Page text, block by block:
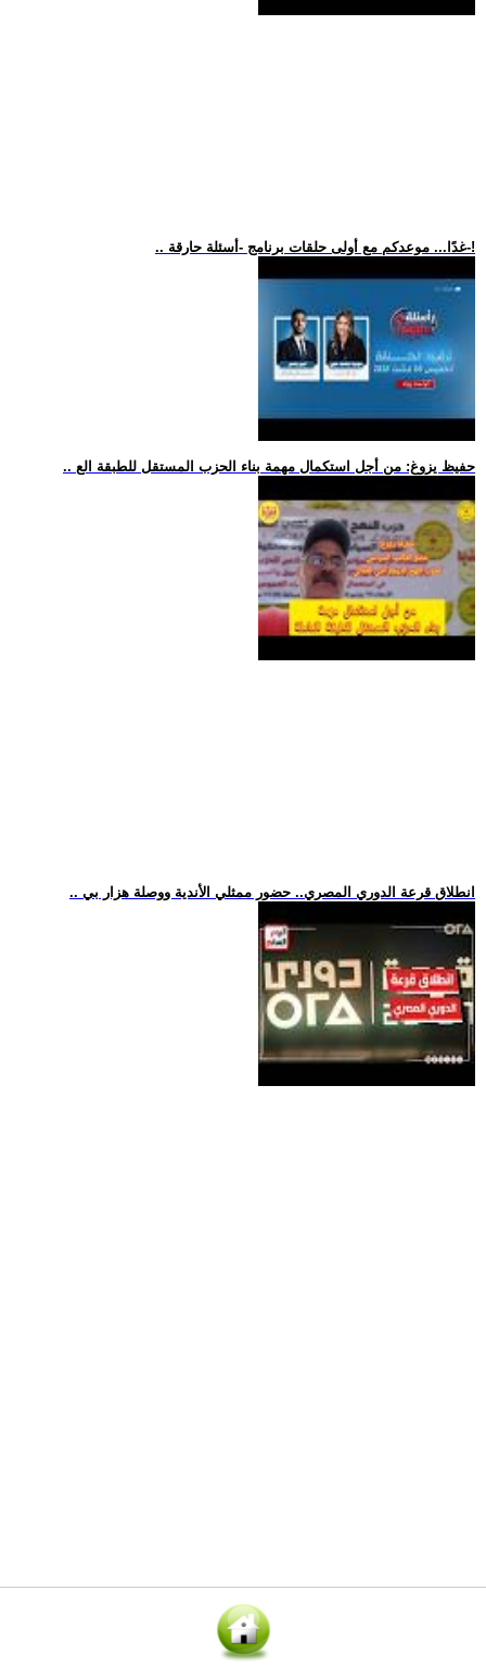
.. غدًا... موعدكم مع أولى حلقات برنامج -أسئلة حارقة-!
.. حفيظ يزوغ: من أجل استكمال مهمة بناء الحزب المستقل للطبقة الع
.. انطلاق قرعة الدوري المصري.. حضور ممثلي الأندية ووصلة هزار بي